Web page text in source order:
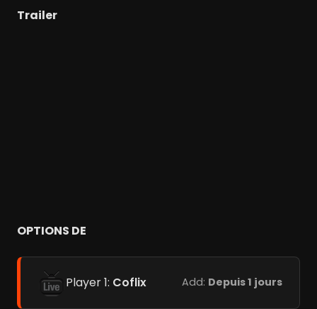
Trailer
OPTIONS DE
Player 1: Coflix Add: Depuis 1 jours